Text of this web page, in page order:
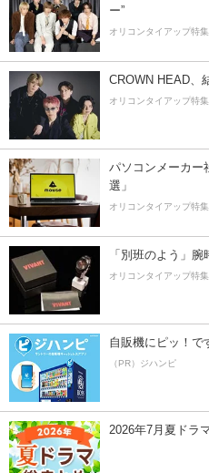
ー”
オリコンタイアップ特集
CROWN HEAD、
オリコンタイアップ特集
パソコンメーカー
選」
オリコンタイアップ特集
「別班のよう」
オリコンタイアップ特集
自販機にピッ！で
（PR）ジハンピ
2026年7月夏ドラ